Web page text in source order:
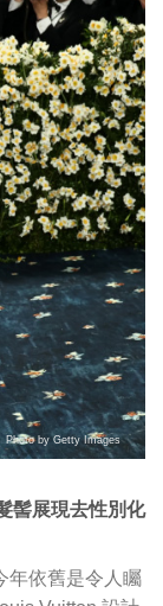
Photo by Getty Images
髻展現去性別化
年依舊是令人矚